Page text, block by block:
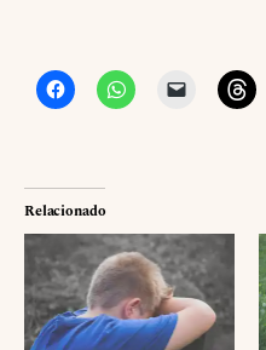
Relacionado